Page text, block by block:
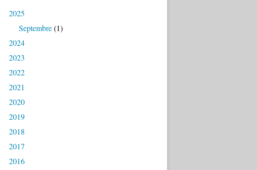
2025
Septembre(1)
2024
2023
2022
2021
2020
2019
2018
2017
2016